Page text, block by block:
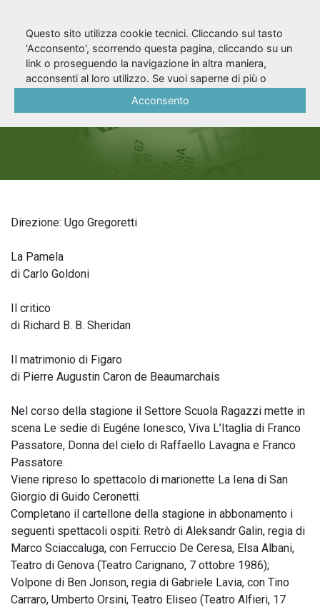
Stagione 1986/87
Direzione: Ugo Gregoretti
La Pamela
di Carlo Goldoni
Il critico
di Richard B. B. Sheridan
Il matrimonio di Figaro
di Pierre Augustin Caron de Beaumarchais
Nel corso della stagione il Settore Scuola Ragazzi mette in
scena Le sedie di Eugéne Ionesco, Viva L’Itaglia di Franco
Passatore, Donna del cielo di Raffaello Lavagna e Franco
Passatore.
Viene ripreso lo spettacolo di marionette La Iena di San
Giorgio di Guido Ceronetti.
Completano il cartellone della stagione in abbonamento i
seguenti spettacoli ospiti: Retrò di Aleksandr Galin, regia di
Marco Sciaccaluga, con Ferruccio De Ceresa, Elsa Albani,
Teatro di Genova (Teatro Carignano, 7 ottobre 1986);
Volpone di Ben Jonson, regia di Gabriele Lavia, con Tino
Carraro, Umberto Orsini, Teatro Eliseo (Teatro Alfieri, 17
Questo sito utilizza cookie tecnici. Cliccando sul tasto
'Acconsento', scorrendo questa pagina, cliccando su un
link o proseguendo la navigazione in altra maniera,
acconsenti al loro utilizzo. Se vuoi saperne di più o
Acconsento